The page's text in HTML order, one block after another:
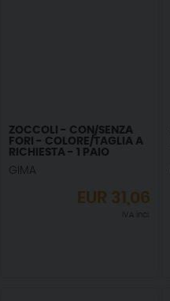
ZOCCOLI - CON/SENZA
FORI - COLORE/TAGLIA A
RICHIESTA - 1 PAIO
GIMA
EUR 31,06
IVA incl.